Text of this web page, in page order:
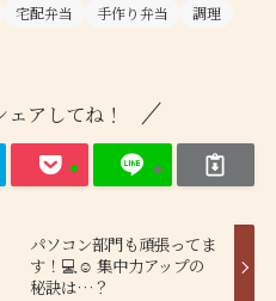
宅配弁当 手作り弁当
調理
アしてね！
パソコン部門も頑張ってま
す！💻☺️ 集中力アップの
秘訣は…？